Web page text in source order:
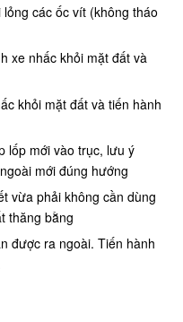
các ốc vít (không tháo
xe nhấc khỏi mặt đất và
khỏi mặt đất và tiến hành
lốp mới vào trục, lưu ý
mới đúng hướng
vừa phải không cần dùng
thăng bằng
được ra ngoài. Tiến hành